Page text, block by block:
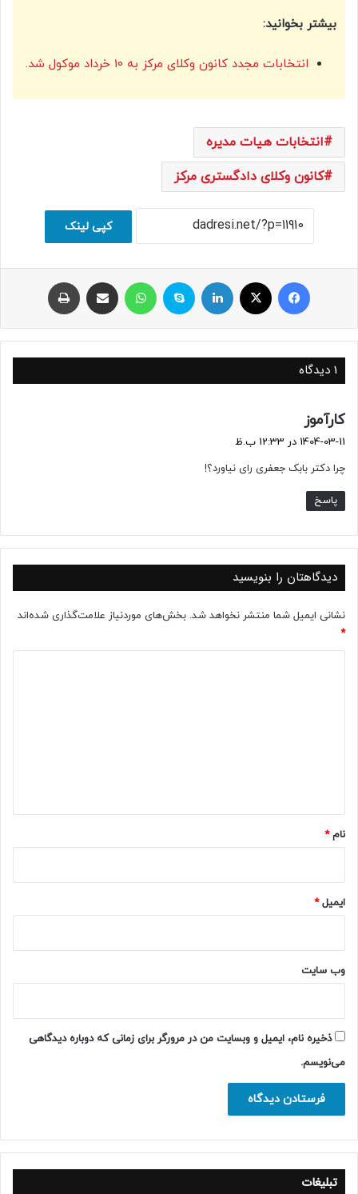
بیشتر بخوانید:
انتخابات مجدد کانون وکلای مرکز به 10 خرداد موکول شد.
انتخابات هیات مدیره
کانون وکلای دادگستری مرکز
کپی لینک
فیسبوک ایکس لینکداین اسکایپ واتس آپ اشتراک با ایمیل
1 دیدگاه
کارآموز
ف
:
1404-03-11 در 12:33 ب.ظ
چرا دکتر بابک جعفری رای نیاورد؟!
پاسخ
دیدگاهتان را بنویسید
نشانی ایمیل شما منتشر نخواهد شد. بخش‌های موردنیاز علامت‌گذاری شده‌اند
*
نام*
ایمیل*
وب‌ سایت
ذخیره نام، ایمیل و وبسایت من در مرورگر برای زمانی که دوباره دیدگاهی
می‌نویسم.
تبلیغات